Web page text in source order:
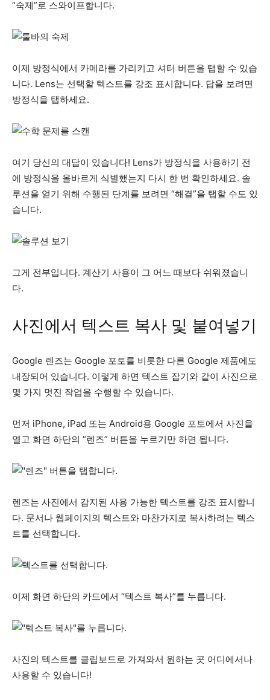
“숙제”로 스와이프합니다.
이제 방정식에서 카메라를 가리키고 셔터 버튼을 탭할 수 있습
니다. Lens는 선택할 텍스트를 강조 표시합니다. 답을 보려면
방정식을 탭하세요.
여기 당신의 대답이 있습니다! Lens가 방정식을 사용하기 전
에 방정식을 올바르게 식별했는지 다시 한 번 확인하세요. 솔
루션을 얻기 위해 수행된 단계를 보려면 “해결”을 탭할 수도 있
습니다.
그게 전부입니다. 계산기 사용이 그 어느 때보다 쉬워졌습니
다.
사진에서 텍스트 복사 및 붙여넣기
Google 렌즈는 Google 포토를 비롯한 다른 Google 제품에도
내장되어 있습니다. 이렇게 하면 텍스트 잡기와 같이 사진으로
몇 가지 멋진 작업을 수행할 수 있습니다.
먼저 iPhone, iPad 또는 Android용 Google 포토에서 사진을
열고 화면 하단의 “렌즈” 버튼을 누르기만 하면 됩니다.
렌즈는 사진에서 감지된 사용 가능한 텍스트를 강조 표시합니
다. 문서나 웹페이지의 텍스트와 마찬가지로 복사하려는 텍스
트를 선택합니다.
이제 화면 하단의 카드에서 “텍스트 복사”를 누릅니다.
사진의 텍스트를 클립보드로 가져와서 원하는 곳 어디에서나
사용할 수 있습니다!